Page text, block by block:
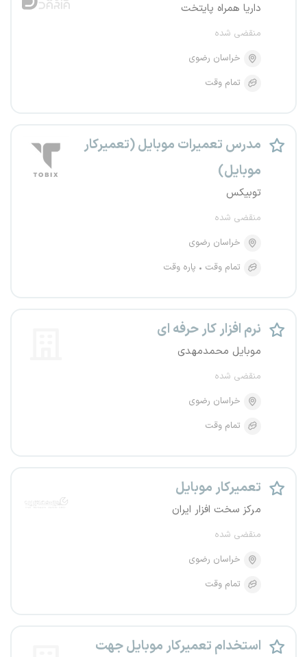
داریا همراه پایتخت
منقضی شده
خراسان رضوی
تمام وقت
مدرس تعمیرات موبایل (تعمیرکار
موبایل)
توبیکس
منقضی شده
خراسان رضوی
تمام وقت
پاره وقت
نرم افزار کار حرفه ای
موبایل محمدمهدی
منقضی شده
خراسان رضوی
تمام وقت
تعمیرکار موبایل
مرکز سخت افزار ایران
منقضی شده
خراسان رضوی
تمام وقت
استخدام تعمیرکار موبایل جهت